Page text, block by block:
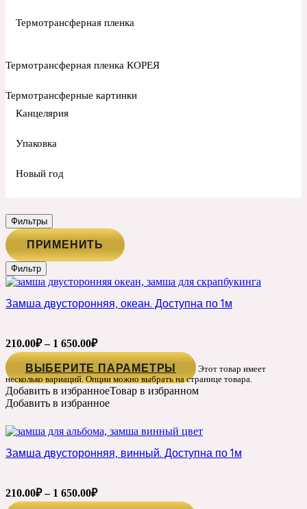
Термотрансферная пленка
Термотрансферная пленка КОРЕЯ
Термотрансферные картинки
Канцелярия
Упаковка
Новый год
Фильтры
ПРИМЕНИТЬ
Фильтр
Замша двусторонняя, океан. Доступна по 1м
210.00₽– 1 650.00₽
ВЫБЕРИТЕ ПАРАМЕТРЫ
Этот товар имеет
несколько вариаций. Опции можно выбрать на странице товара.
Добавить в избранноеТовар в избранном
Добавить в избранное
Замша двусторонняя, винный. Доступна по 1м
210.00₽– 1 650.00₽